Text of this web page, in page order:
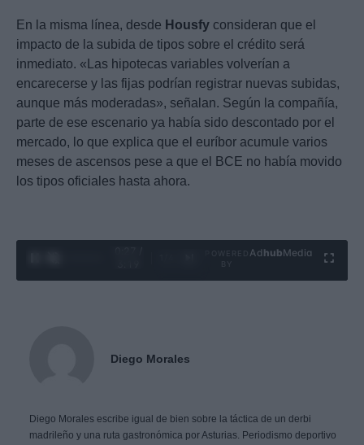
En la misma línea, desde Housfy consideran que el
impacto de la subida de tipos sobre el crédito será
inmediato. «Las hipotecas variables volverían a
encarecerse y las fijas podrían registrar nuevas subidas,
aunque más moderadas», señalan. Según la compañía,
parte de ese escenario ya había sido descontado por el
mercado, lo que explica que el euríbor acumule varios
meses de ascensos pese a que el BCE no había movido
los tipos oficiales hasta ahora.
Ad hubMedia
Diego Morales
Diego Morales escribe igual de bien sobre la táctica de un derbi
madrileño y una ruta gastronómica por Asturias. Periodismo deportivo